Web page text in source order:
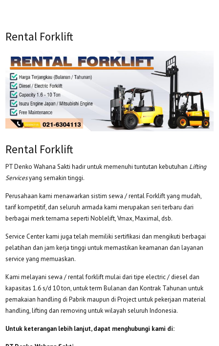
Rental Forklift
Rental Forklift
PT Denko Wahana Sakti hadir untuk memenuhi tuntutan kebutuhan Lifting
Servicesyang semakin tinggi.
Perusahaan kami menawarkan sistim sewa / rental Forklift yang mudah,
tarif kompetitif, dan seluruh armada kami merupakan seri terbaru dari
berbagai merk ternama seperti Noblelift, Vmax, Maximal, dsb.
Service Center kami juga telah memiliki sertifikasi dan mengikuti berbagai
pelatihan dan jam kerja tinggi untuk memastikan keamanan dan layanan
service yang memuaskan.
Kami melayani sewa / rental forklift mulai dari tipe electric / diesel dan
kapasitas 1.6 s/d 10 ton, untuk term Bulanan dan Kontrak Tahunan untuk
pemakaian handling di Pabrik maupun di Project untuk pekerjaan material
handling, lifting dan removing untuk wilayah seluruh Indonesia.
Untuk keterangan lebih lanjut, dapat menghubungi kami di: